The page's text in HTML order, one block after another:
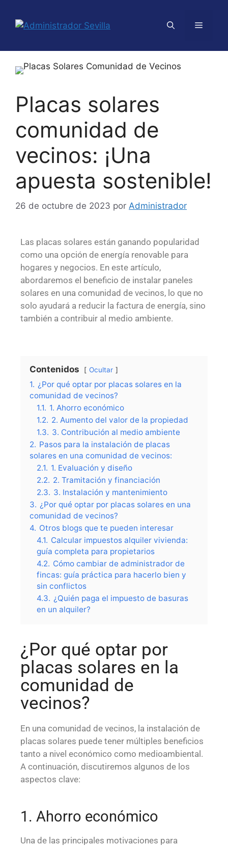
Placas solares
comunidad de
vecinos: ¡Una
apuesta sostenible!
26 de octubre de 2023 por Administrador
Las placas solares están ganando popularidad
como una opción de energía renovable para
hogares y negocios. En este artículo,
abordaremos el beneficio de instalar paneles
solares en una comunidad de vecinos, lo que no
solo ayudará a reducir la factura de energía, sino
también a contribuir al medio ambiente.
Contenidos Ocultar
1. ¿Por qué optar por placas solares en la
comunidad de vecinos?
1.1. 1. Ahorro económico
1.2. 2. Aumento del valor de la propiedad
1.3. 3. Contribución al medio ambiente
2. Pasos para la instalación de placas
solares en una comunidad de vecinos:
2.1. 1. Evaluación y diseño
2.2. 2. Tramitación y financiación
2.3. 3. Instalación y mantenimiento
3. ¿Por qué optar por placas solares en una
comunidad de vecinos?
4. Otros blogs que te pueden interesar
4.1. Calcular impuestos alquiler vivienda:
guía completa para propietarios
4.2. Cómo cambiar de administrador de
fincas: guía práctica para hacerlo bien y
sin conflictos
4.3. ¿Quién paga el impuesto de basuras
en un alquiler?
¿Por qué optar por
placas solares en la
comunidad de
vecinos?
En una comunidad de vecinos, la instalación de
placas solares puede tener múltiples beneficios
tanto a nivel económico como medioambiental.
A continuación, discutiremos algunos de los
aspectos clave:
1. Ahorro económico
Una de las principales motivaciones para